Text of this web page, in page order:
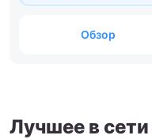
Обзор
Лучшее в сети